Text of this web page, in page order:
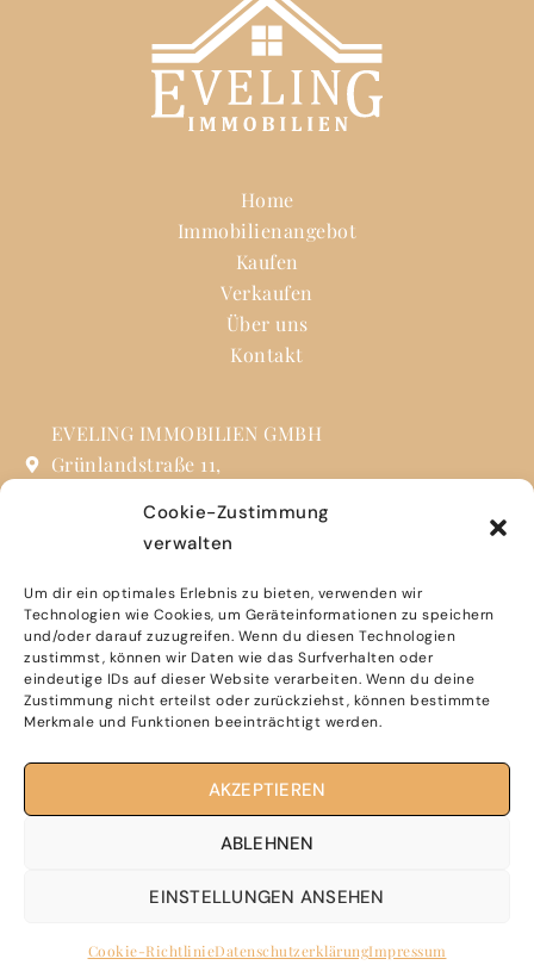
Cookie-Zustimmung
verwalten
Um dir ein optimales Erlebnis zu bieten, verwenden wir
Technologien wie Cookies, um Geräteinformationen zu speichern
und/oder darauf zuzugreifen. Wenn du diesen Technologien
zustimmst, können wir Daten wie das Surfverhalten oder
eindeutige IDs auf dieser Website verarbeiten. Wenn du deine
Zustimmung nicht erteilst oder zurückziehst, können bestimmte
Merkmale und Funktionen beeinträchtigt werden.
AKZEPTIEREN
ABLEHNEN
EINSTELLUNGEN ANSEHEN
Cookie-RichtlinieDatenschutzerklärungImpressum
Home
Immobilienangebot
Kaufen
Verkaufen
Über uns
Kontakt
EVELING IMMOBILIEN GMBH
Grünlandstraße 11,
info@eveling.de
+49 (0) 89 31 90 24 73
Sie finden uns auch auf Social Media
Impressum
Dateschutzerklärung
Erstellt von Maklermittel.de
©2023